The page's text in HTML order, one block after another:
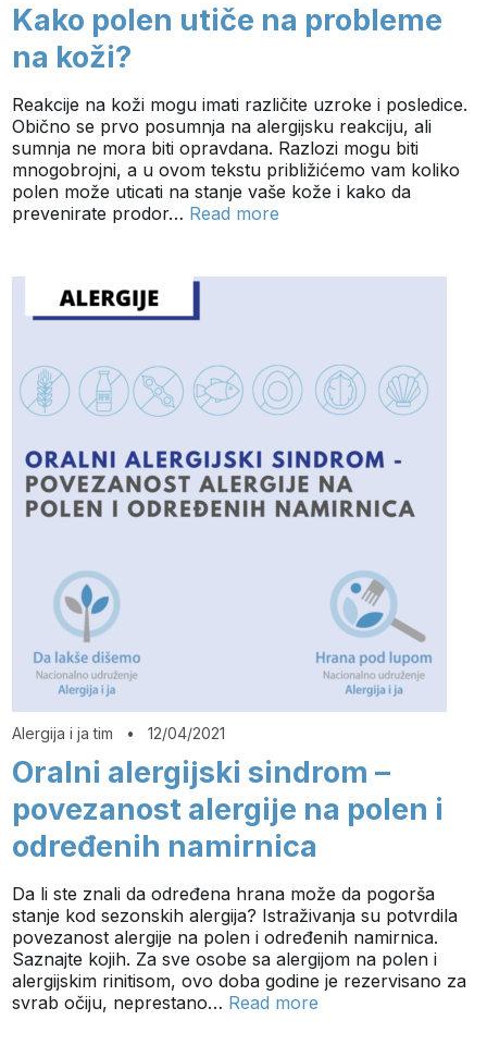
Kako polen utiče na probleme
na koži?
Reakcije na koži mogu imati različite uzroke i posledice.
Obično se prvo posumnja na alergijsku reakciju, ali
sumnja ne mora biti opravdana. Razlozi mogu biti
mnogobrojni, a u ovom tekstu približićemo vam koliko
polen može uticati na stanje vaše kože i kako da
prevenirate prodor… Read more
Alergija i ja tim •12/04/2021
Oralni alergijski sindrom –
povezanost alergije na polen i
određenih namirnica
Da li ste znali da određena hrana može da pogorša
stanje kod sezonskih alergija? Istraživanja su potvrdila
povezanost alergije na polen i određenih namirnica.
Saznajte kojih. Za sve osobe sa alergijom na polen i
alergijskim rinitisom, ovo doba godine je rezervisano za
svrab očiju, neprestano… Read more